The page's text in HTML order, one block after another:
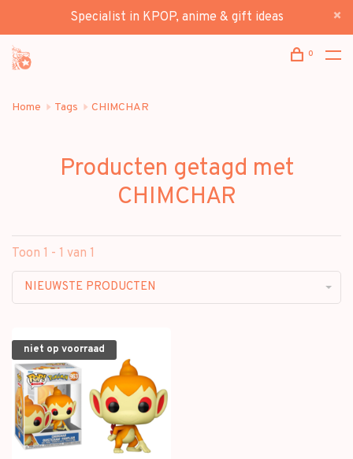
Specialist in KPOP, anime & gift ideas
0
Home Tags CHIMCHAR
Producten getagd met
CHIMCHAR
Toon 1 - 1 van 1
NIEUWSTE PRODUCTEN
niet op voorraad